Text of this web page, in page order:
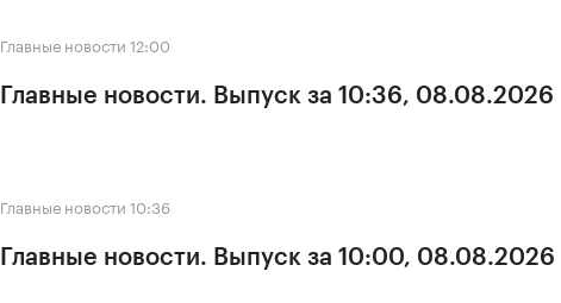
Главные новости 12:00
Главные новости. Выпуск за 10:36, 08.08.2026
Главные новости 10:36
Главные новости. Выпуск за 10:00, 08.08.2026